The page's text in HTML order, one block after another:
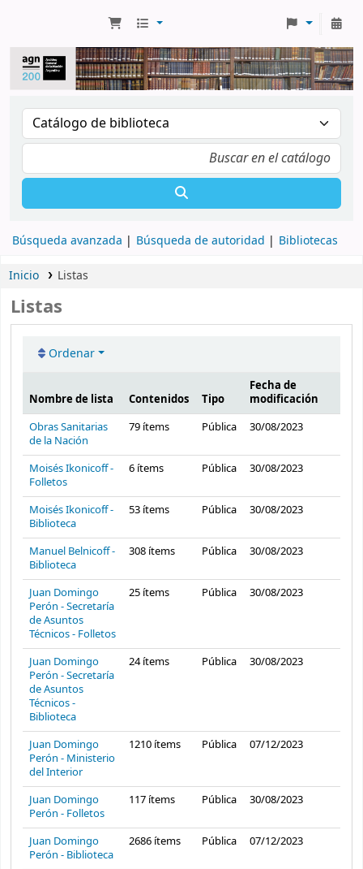
Búsqueda avanzada Búsqueda de autoridad Bibliotecas
Inicio Listas
Listas
Ordenar
Listas públicas
Nombre de lista Contenidos Tipo
Fecha de
modificación
Obras Sanitarias
de la Nación
79 ítems Pública 30/08/2023
Moisés Ikonicoff -
Folletos
6 ítems Pública 30/08/2023
Moisés Ikonicoff -
Biblioteca
53 ítems Pública 30/08/2023
Manuel Belnicoff -
Biblioteca
308 ítems Pública 30/08/2023
Juan Domingo
Perón - Secretaría
de Asuntos
Técnicos - Folletos
25 ítems Pública 30/08/2023
Juan Domingo
Perón - Secretaría
de Asuntos
Técnicos -
Biblioteca
24ítems Pública 30/08/2023
Juan Domingo
Perón - Ministerio
del Interior
1210 ítems Pública 07/12/2023
Juan Domingo
Perón - Folletos
117 ítems Pública 30/08/2023
Juan Domingo
Perón - Biblioteca
2686 ítems Pública 07/12/2023